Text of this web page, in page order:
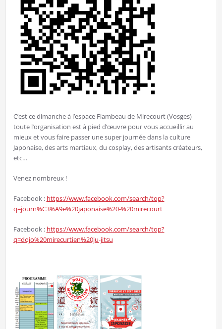
C’est ce dimanche à l’espace Flambeau de Mirecourt (Vosges)
toute l’organisation est à pied d’œuvre pour vous accueillir au
mieux et vous faire passer une super journée dans la culture
Japonaise, des arts martiaux, du cosplay, des artisants créateurs,
etc…
Venez nombreux !
Facebook : https://www.facebook.com/search/top?
q=journ%C3%A9e%20japonaise%20-%20mirecourt
Facebook : https://www.facebook.com/search/top?
q=dojo%20mirecurtien%20ju-jitsu